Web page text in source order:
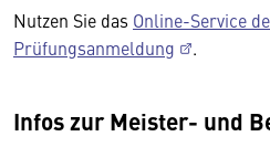
Nutzen Sie das Online-Service
Prüfungsanmeldung
.
Infos zur Meister- und